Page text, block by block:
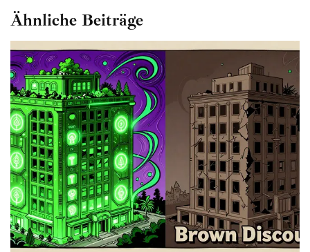
Ähnliche Beiträge